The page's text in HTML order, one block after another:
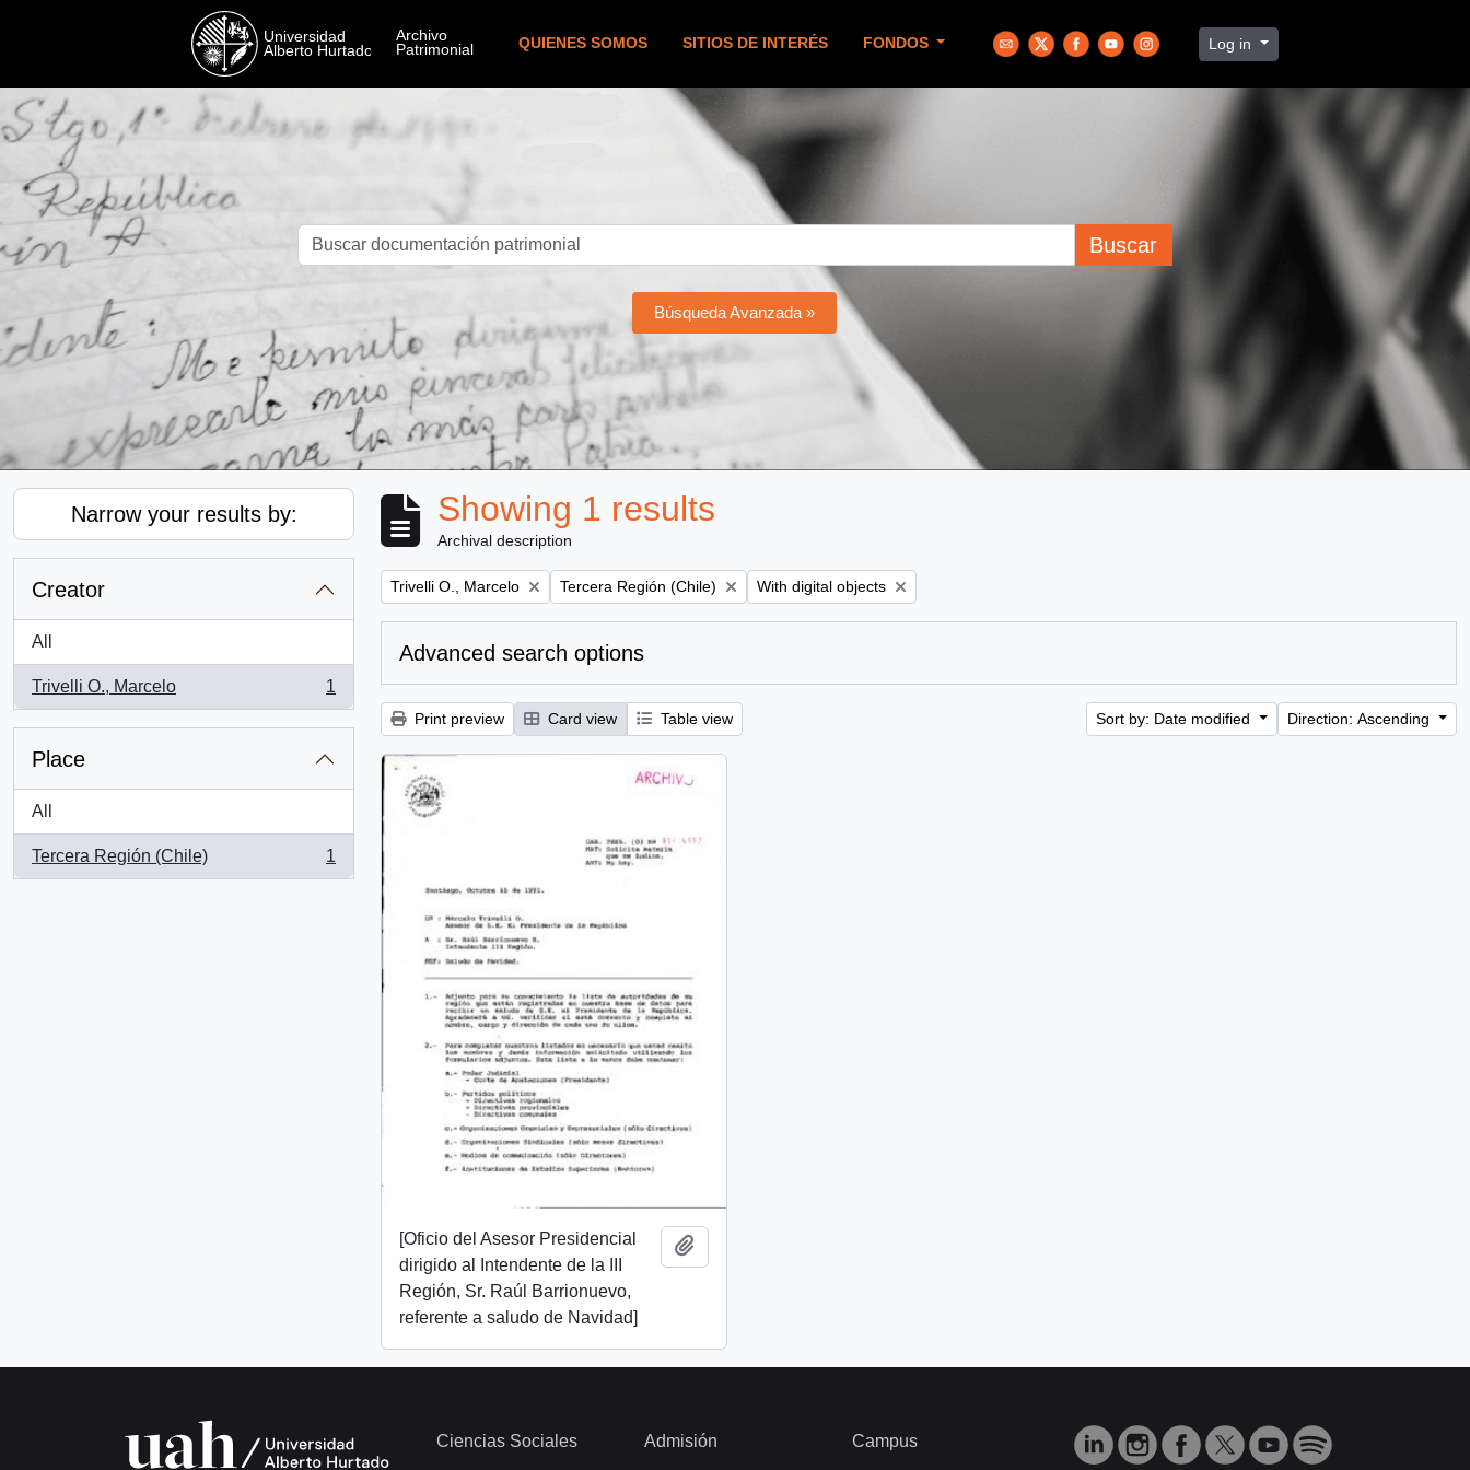
QUIENES SOMOS SITIOS DE INTERÉS FONDOS Log in
Buscar
Búsqueda Avanzada »
Narrow your results by:
Creator
All
Trivelli O., Marcelo
, 1 results
1
Place
All
Tercera Región (Chile)
, 1 results
1
Showing 1 results
Archival description
Remove filter:
Trivelli O., Marcelo Remove filter:
Tercera Región (Chile) Remove filter:
With digital objects
Advanced search options
Print preview Card view Table view Sort by: Date modified Direction: Ascending
[Oficio del Asesor Presidencial
dirigido al Intendente de la III
Región, Sr. Raúl Barrionuevo,
referente a saludo de Navidad]
Ciencias Sociales Admisión Campus